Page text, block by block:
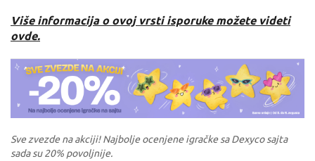
Više informacija o ovoj vrsti isporuke možete videti
ovde.
Sve zvezde na akciji! Najbolje ocenjene igračke sa Dexyco sajta
sada su 20% povoljnije.